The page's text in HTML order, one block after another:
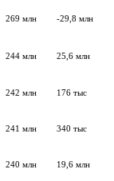
269 млн -29,8 млн
244 млн 25,6 млн
242 млн 176 тыс
241 млн 340 тыс
240 млн 19,6 млн